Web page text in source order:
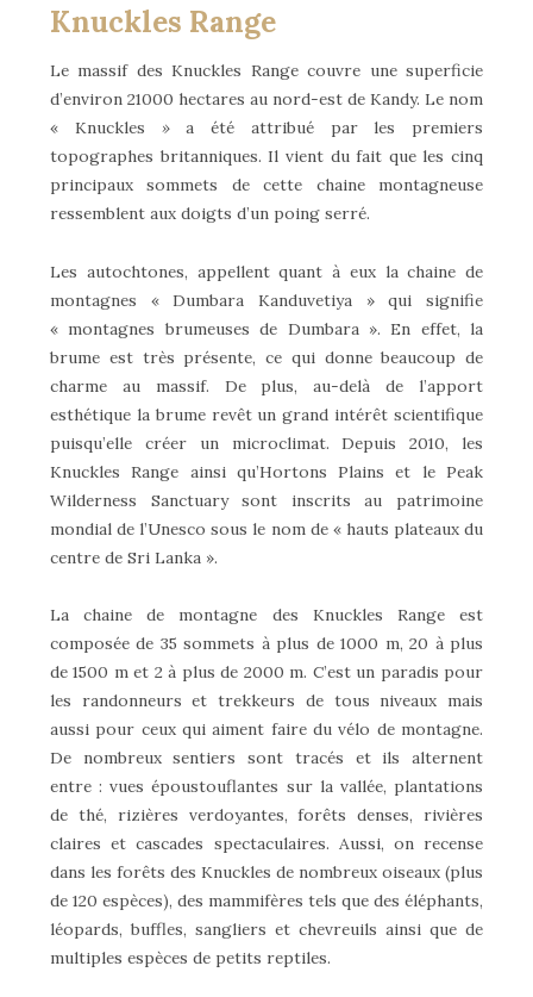
Knuckles Range
Le massif des Knuckles Range couvre une superficie
d’environ 21000 hectares au nord-est de Kandy. Le nom
« Knuckles »a été attribué par les premiers
topographes britanniques. Il vient du fait que les cinq
principaux sommets de cette chaine montagneuse
ressemblent aux doigts d’un poing serré.
Les autochtones, appellent quant à eux la chaine de
montagnes « Dumbara Kanduvetiya » qui signifie
« montagnes brumeuses de Dumbara ». En effet, la
brume est très présente, ce qui donne beaucoup de
charme au massif. De plus, au-delà de l’apport
esthétique la brume revêt un grand intérêt scientifique
puisqu’elle créer un microclimat. Depuis 2010, les
Knuckles Range ainsi qu’Hortons Plains et le Peak
Wilderness Sanctuary sont inscrits au patrimoine
mondial de l’Unesco sous le nom de « hauts plateaux du
centre de Sri Lanka ».
La chaine de montagne des Knuckles Range est
composée de 35 sommets à plus de 1000 m, 20 à plus
de 1500 m et 2 à plus de 2000 m. C’est un paradis pour
les randonneurs et trekkeurs de tous niveaux mais
aussi pour ceux qui aiment faire du vélo de montagne.
De nombreux sentiers sont tracés et ils alternent
entre : vues époustouflantes sur la vallée, plantations
de thé, rizières verdoyantes, forêts denses, rivières
claires et cascades spectaculaires. Aussi, on recense
dans les forêts des Knuckles de nombreux oiseaux (plus
de 120 espèces), des mammifères tels que des éléphants,
léopards, buffles, sangliers et chevreuils ainsi que de
multiples espèces de petits reptiles.